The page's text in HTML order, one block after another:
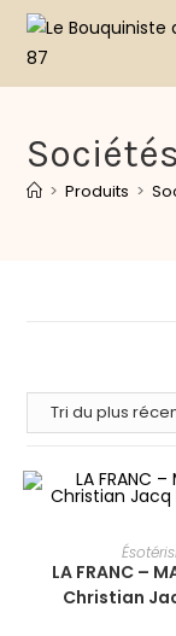
> Produits >
LA FRANC –
Christian